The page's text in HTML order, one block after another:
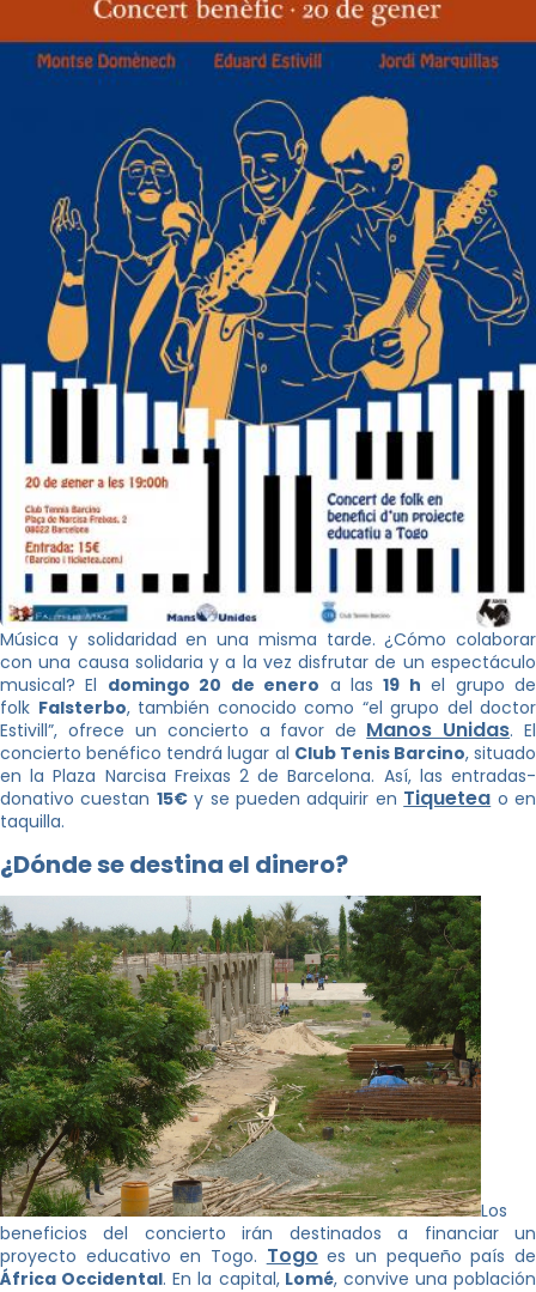
Música y solidaridad en una misma tarde. ¿Cómo colaborar
con una causa solidaria y a la vez disfrutar de un espectáculo
musical? El domingo 20 de enero a las19 h el grupo de
folk Falsterbo, también conocido como “el grupo del doctor
Estivill”, ofrece un concierto a favor de Manos Unidas. El
concierto benéfico tendrá lugar al Club Tenis Barcino, situado
en la Plaza Narcisa Freixas 2 de Barcelona. Así, las entradas-
donativo cuestan 15€y se pueden adquirir en Tiquetea o en
taquilla.
¿Dónde se destina el dinero?
Los
beneficios del concierto irán destinados a financiar un
proyecto educativo en Togo. Togo es un pequeño país de
África Occidental. En la capital,Lomé, convive una población